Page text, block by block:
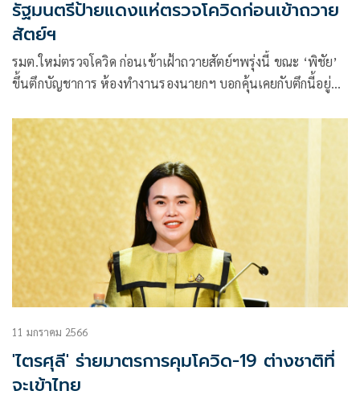
รัฐมนตรีป้ายแดงแห่ตรวจโควิดก่อนเข้าถวาย
สัตย์ฯ
รมต.ใหม่ตรวจโควิด ก่อนเข้าเฝ้าถวายสัตย์ฯพรุ่งนี้ ขณะ ‘พิชัย’
ขึ้นตึกบัญชาการ ห้องทำงานรองนายกฯ บอกคุ้นเคยกับตึกนี้อยู่
11 มกราคม 2566
'ไตรศุลี' ร่ายมาตรการคุมโควิด-19 ต่างชาติที่
จะเข้าไทย